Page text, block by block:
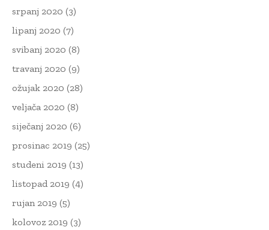
srpanj 2020 (3)
lipanj 2020 (7)
svibanj 2020 (8)
travanj 2020 (9)
ožujak 2020 (28)
veljača 2020 (8)
siječanj 2020 (6)
prosinac 2019 (25)
studeni 2019 (13)
listopad 2019 (4)
rujan 2019 (5)
kolovoz 2019 (3)